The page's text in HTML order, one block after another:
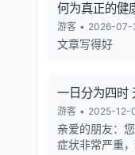
何为真正的健
向外寻觅
游客 • 2026-07-
文章写得好
一日分为四时
天的养生也有
游客 • 2025-12-
亲爱的朋友：
症状非常严重